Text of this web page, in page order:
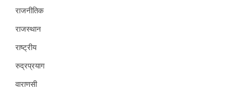
राजनीतिक
राजस्थान
राष्ट्रीय
रुद्रप्रयाग
वाराणसी